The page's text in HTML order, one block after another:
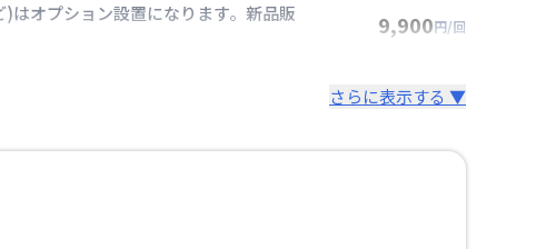
はオプション設置になります。新品販
9,900円/回
さらに表示する ▼